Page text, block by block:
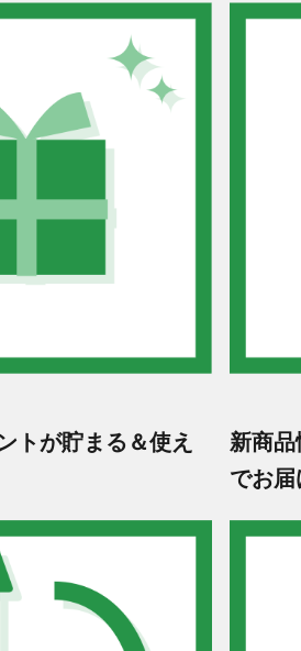
トが貯まる＆使え
新商
でお届